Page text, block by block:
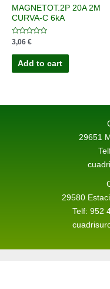
MAGNETOT.2P 20A 2M
CURVA-C 6kA
Rated
out
3,06 €
Add to cart
29651
29580
Telf: 952